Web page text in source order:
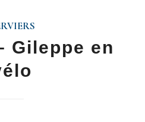
Gileppe en